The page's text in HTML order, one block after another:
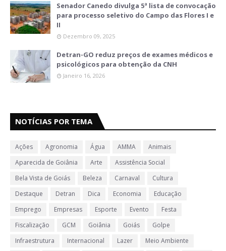
Senador Canedo divulga 5ª lista de convocação
para processo seletivo do Campo das Flores I e
II
Dezembro 09, 2025
Detran-GO reduz preços de exames médicos e
psicológicos para obtenção da CNH
Janeiro 16, 2026
NOTÍCIAS POR TEMA
Ações Agronomia Água AMMA
Animais
Aparecida de Goiânia
Arte
Assistência Social
Bela Vista de Goiás
Beleza Carnaval
Cultura
Destaque
Detran Dica Economia
Educação
Emprego
Empresas Esporte Evento
Festa
Fiscalização
GCM Goiânia Goiás
Golpe
Infraestrutura
Internacional Lazer
Meio Ambiente